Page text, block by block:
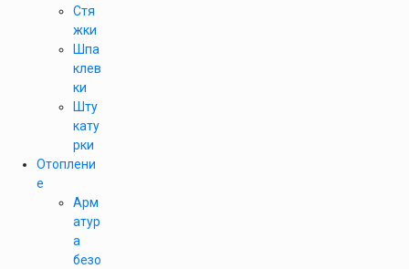
Стя
жки
Шпа
клев
ки
Шту
кату
рки
Отоплени
е
Арм
атур
а
безо